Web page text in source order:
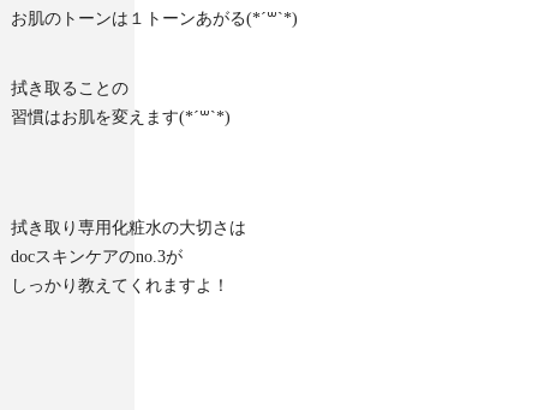
お肌のトーンは１トーンあがる(*´꒳`*)
拭き取ることの
習慣はお肌を変えます(*´꒳`*)
拭き取り専用化粧水の大切さは
docスキンケアのno.3が
しっかり教えてくれますよ！